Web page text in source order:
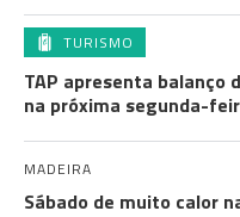
TURISMO
TAP apresenta balanço
na próxima segunda-
MADEIRA
Sábado de muito calor